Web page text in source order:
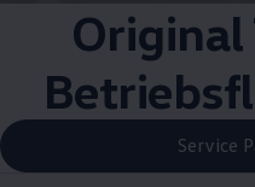
Original
Service